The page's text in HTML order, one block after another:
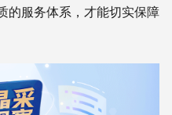
的服务体系，才能切实保障